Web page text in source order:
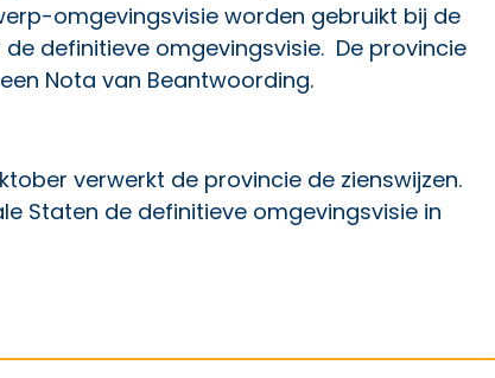
omgevingsvisie worden gebruikt bij de
definitieve omgevingsvisie. De provincie
Nota van Beantwoording.
verwerkt de provincie de zienswijzen.
Staten de definitieve omgevingsvisie in